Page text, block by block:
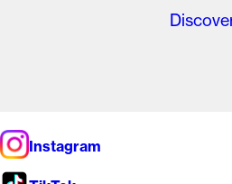
Instagram